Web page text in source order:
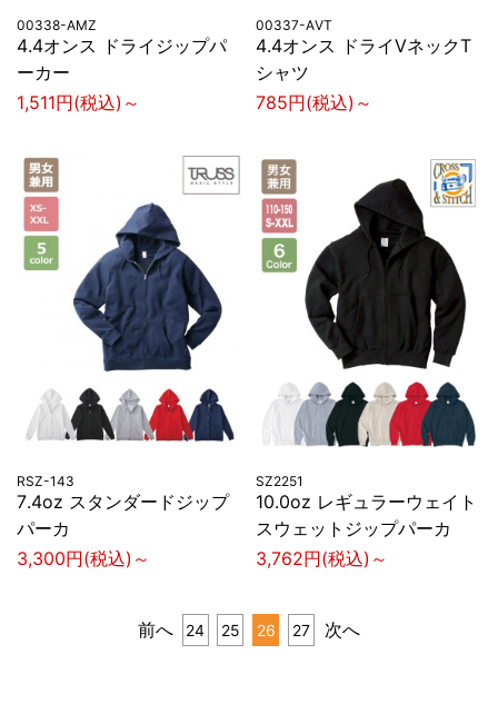
00338-AMZ
4.4オンス ドライジップパ
ーカー
1,511円(税込)～
00337-AVT
4.4オンス ドライVネックT
シャツ
785円(税込)～
RSZ-143
7.4oz スタンダードジップ
パーカ
3,300円(税込)～
SZ2251
10.0oz レギュラーウェイト
スウェットジップパーカ
3,762円(税込)～
前へ 24 25 26 27 次へ